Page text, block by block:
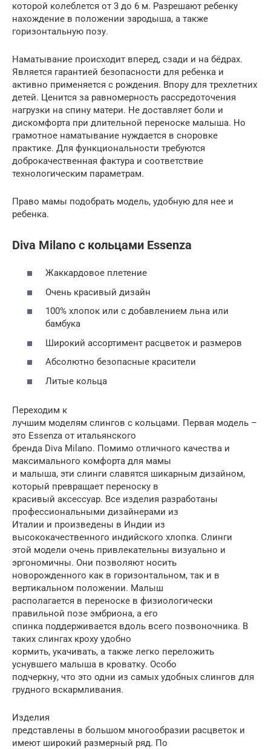
которой колеблется от 3 до 6 м. Разрешают ребенку
нахождение в положении зародыша, а также
горизонтальную позу.
Наматывание происходит вперед, сзади и на бёдрах.
Является гарантией безопасности для ребенка и
активно применяется с рождения. Впору для трехлетних
детей. Ценится за равномерность рассредоточения
нагрузки на спину матери. Не доставляет боли и
дискомфорта при длительной переноске малыша. Но
грамотное наматывание нуждается в сноровке
практике. Для функциональности требуются
доброкачественная фактура и соответствие
технологическим параметрам.
Право мамы подобрать модель, удобную для нее и
ребенка.
Diva Milano с кольцами Essenza
Жаккардовое плетение
Очень красивый дизайн
100% хлопок или с добавлением льна или
бамбука
Широкий ассортимент расцветок и размеров
Абсолютно безопасные красители
Литые кольца
Переходим к
лучшим моделям слингов с кольцами. Первая модель –
это Essenza от итальянского
бренда Diva Milano. Помимо отличного качества и
максимального комфорта для мамы
и малыша, эти слинги славятся шикарным дизайном,
который превращает переноску в
красивый аксессуар. Все изделия разработаны
профессиональными дизайнерами из
Италии и произведены в Индии из
высококачественного индийского хлопка. Слинги
этой модели очень привлекательны визуально и
эргономичны. Они позволяют носить
новорожденного как в горизонтальном, так и в
вертикальном положении. Малыш
располагается в переноске в физиологически
правильной позе эмбриона, а его
спинка поддерживается вдоль всего позвоночника. В
таких слингах кроху удобно
кормить, укачивать, а также легко переложить
уснувшего малыша в кроватку. Особо
подчеркну, что это одни из самых удобных слингов для
грудного вскармливания.
Изделия
представлены в большом многообразии расцветок и
имеют широкий размерный ряд. По